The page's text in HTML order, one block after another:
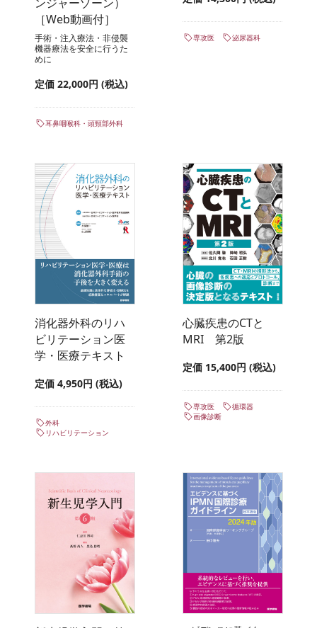
［Web動画付］
手術・注入療法・非侵襲
機器療法を安全に行うた
めに
定価 22,000円 (税込)
耳鼻咽喉科・頭頸部外科
専攻医 泌尿器科
消化器外科のリハ
ビリテーション医
学・医療テキスト
定価 4,950円 (税込)
外科
リハビリテーション
心臓疾患のCTと
MRI 第2版
定価 15,400円 (税込)
専攻医
循環器
画像診断